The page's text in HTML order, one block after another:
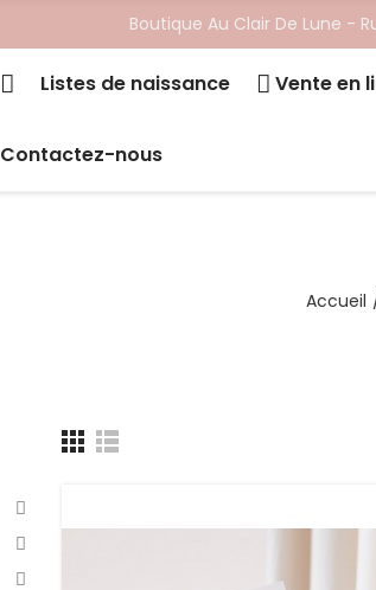
Boutique Au Clair De Lune -
Listes de naissance Vente en
Contactez-nous
Accueil